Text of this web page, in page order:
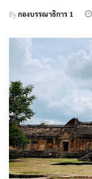
Byกองบรรณาธิการ 1